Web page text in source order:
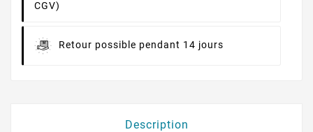
CGV)
Retour possible pendant 14 jours
Description